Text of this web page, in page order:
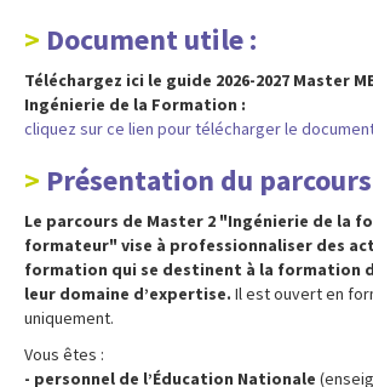
Document utile :
Téléchargez ici le guide 2026-2027 Master
Ingénierie de la Formation :
cliquez sur ce lien pour télécharger le
Présentation du parcours
Le parcours de Master 2 "Ingénierie de la
formateur" vise à professionnaliser des
formation qui se destinent à la formation
leur domaine d’expertise. Il est ouvert en
uniquement.
Vous êtes :
- personnel de l’Éducation Nationale